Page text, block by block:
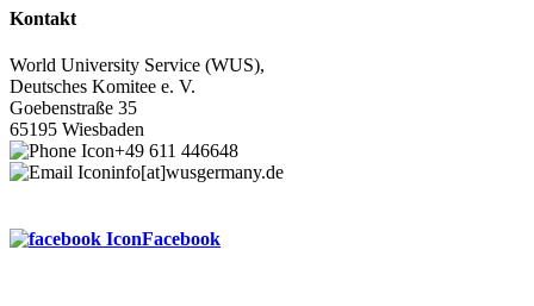
Kontakt
World University Service (WUS),
Deutsches Komitee e. V.
Goebenstraße 35
65195 Wiesbaden
+49 611 446648
info[at]wusgermany.de
Facebook